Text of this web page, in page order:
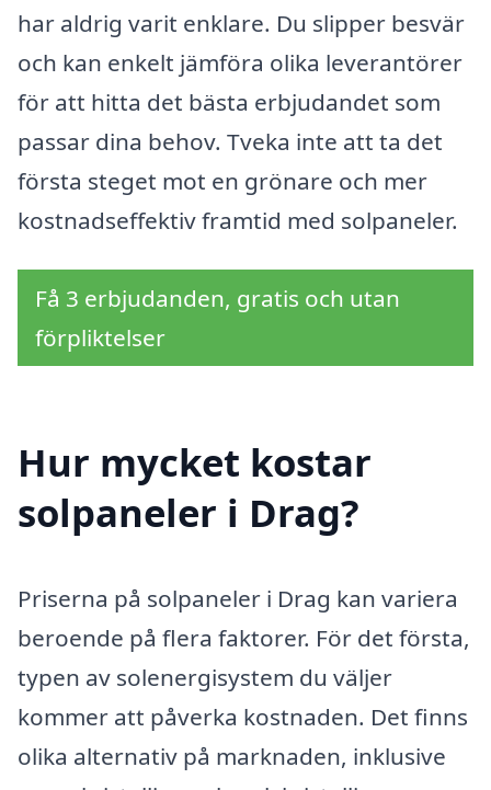
har aldrig varit enklare. Du slipper besvär
och kan enkelt jämföra olika leverantörer
för att hitta det bästa erbjudandet som
passar dina behov. Tveka inte att ta det
första steget mot en grönare och mer
kostnadseffektiv framtid med solpaneler.
Få 3 erbjudanden, gratis och utan
förpliktelser
Hur mycket kostar
solpaneler i Drag?
Priserna på solpaneler i Drag kan variera
beroende på flera faktorer. För det första,
typen av solenergisystem du väljer
kommer att påverka kostnaden. Det finns
olika alternativ på marknaden, inklusive